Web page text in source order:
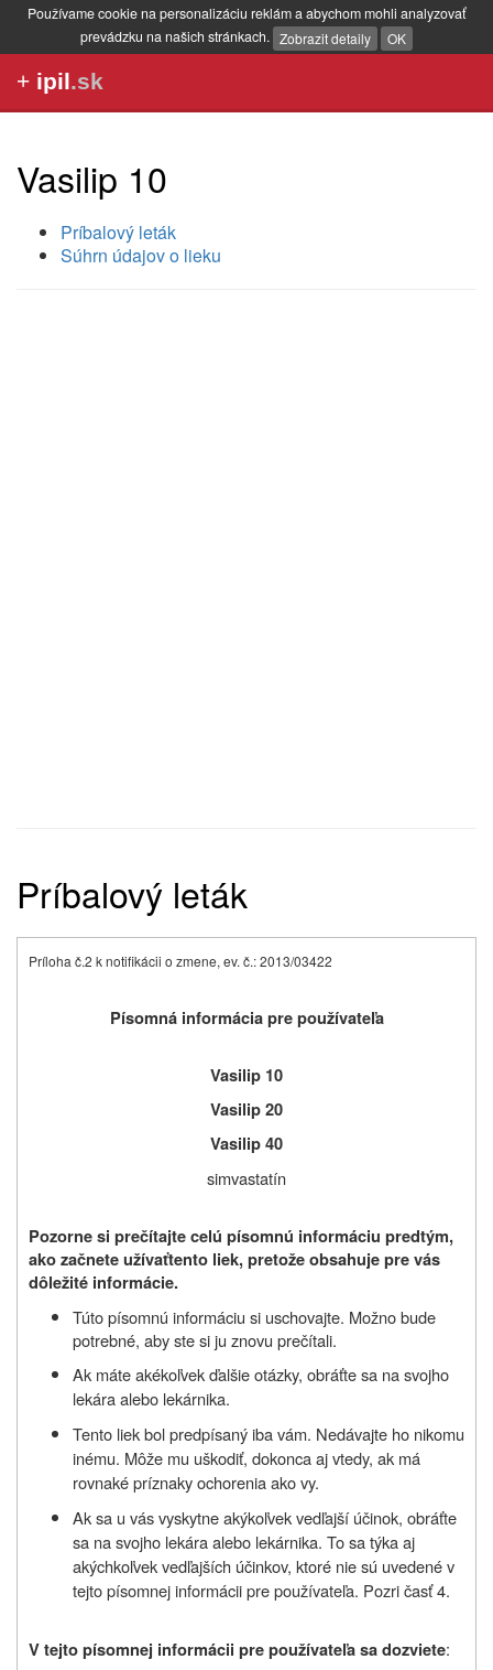
Používame cookie na personalizáciu reklám a abychom mohli analyzovať
prevádzku na našich stránkach. Zobrazit detaily OK
+ ipil.sk
Vasilip 10
Príbalový leták
Súhrn údajov o lieku
Príbalový leták
Príloha č.2 k notifikácii o zmene, ev. č.: 2013/03422
Písomná informácia pre používateľa
Vasilip 10
Vasilip 20
Vasilip 40
simvastatín
Pozorne si prečítajte celú písomnú informáciu predtým,
ako začnete užívaťtento liek, pretože obsahuje pre vás
dôležité informácie.
Túto písomnú informáciu si uschovajte. Možno bude
potrebné, aby ste si ju znovu prečítali.
Ak máte akékoľvek ďalšie otázky, obráťte sa na svojho
lekára alebo lekárnika.
Tento liek bol predpísaný iba vám. Nedávajte ho nikomu
inému. Môže mu uškodiť, dokonca aj vtedy, ak má
rovnaké príznaky ochorenia ako vy.
Ak sa u vás vyskytne akýkoľvek vedľajší účinok, obráťte
sa na svojho lekára alebo lekárnika. To sa týka aj
akýchkoľvek vedľajších účinkov, ktoré nie sú uvedené v
tejto písomnej informácii pre používateľa. Pozri časť 4.
V tejto písomnej informácii pre používateľa sa dozviete: